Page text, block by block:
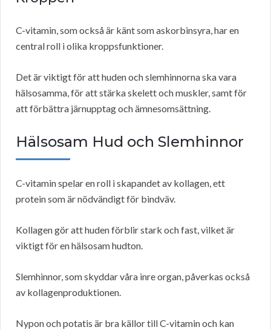
C-vitamin, som också är känt som askorbinsyra, har en
central roll i olika kroppsfunktioner.
Det är viktigt för att huden och slemhinnorna ska vara
hälsosamma, för att stärka skelett och muskler, samt för
att förbättra järnupptag och ämnesomsättning.
Hälsosam Hud och Slemhinnor
C-vitamin spelar en roll i skapandet av kollagen, ett
protein som är nödvändigt för bindväv.
Kollagen gör att huden förblir stark och fast, vilket är
viktigt för en hälsosam hudton.
Slemhinnor, som skyddar våra inre organ, påverkas också
av kollagenproduktionen.
Nypon och potatis är bra källor till C-vitamin och kan